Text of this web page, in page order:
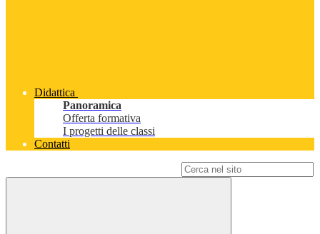
Didattica
Panoramica
Offerta formativa
I progetti delle classi
Contatti